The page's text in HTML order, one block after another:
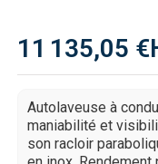
11 135,05 €
Autolaveuse à
maniabilité et
son racloir